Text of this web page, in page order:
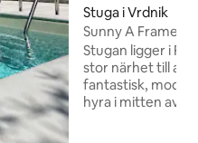
Stuga i Vrdnik
Sunny A Frame i
Gora
Stugan ligger i
stor närhet till allt
fantastisk,
hyra i mitten av